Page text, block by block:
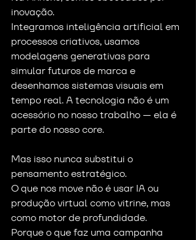
inovação.
Integramos inteligência artificial em
processos criativos, usamos
modelagens generativas para
simular futuros de marca e
desenhamos sistemas visuais em
tempo real. A tecnologia não é um
acessório no nosso trabalho — ela é
parte do nosso core.
Mas isso nunca substitui o
pensamento estratégico.
O que nos move não é usar IA ou
produção virtual como vitrine, mas
como motor de profundidade.
Porque o que faz uma campanha